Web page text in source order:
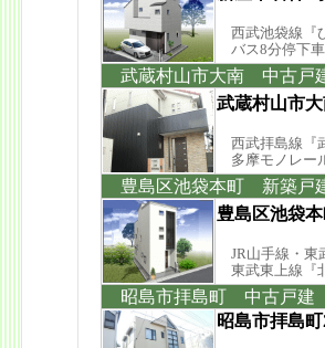
西武池袋線『
バス8分停下
武蔵村山市大南 中古戸
武蔵村山市大
西武拝島線『
多摩モノレー
豊島区池袋本町 新築戸
豊島区池袋本
JR山手線・東
東武東上線『
昭島市拝島町 中古戸建
昭島市拝島町